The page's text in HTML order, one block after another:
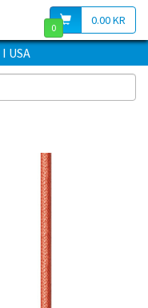
0.00 KR
0
I USA